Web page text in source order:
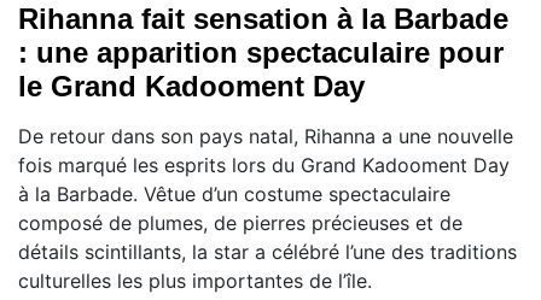
Rihanna fait sensation à la Barbade
: une apparition spectaculaire pour
le Grand Kadooment Day
De retour dans son pays natal, Rihanna a une nouvelle
fois marqué les esprits lors du Grand Kadooment Day
à la Barbade. Vêtue d’un costume spectaculaire
composé de plumes, de pierres précieuses et de
détails scintillants, la star a célébré l’une des traditions
culturelles les plus importantes de l’île.